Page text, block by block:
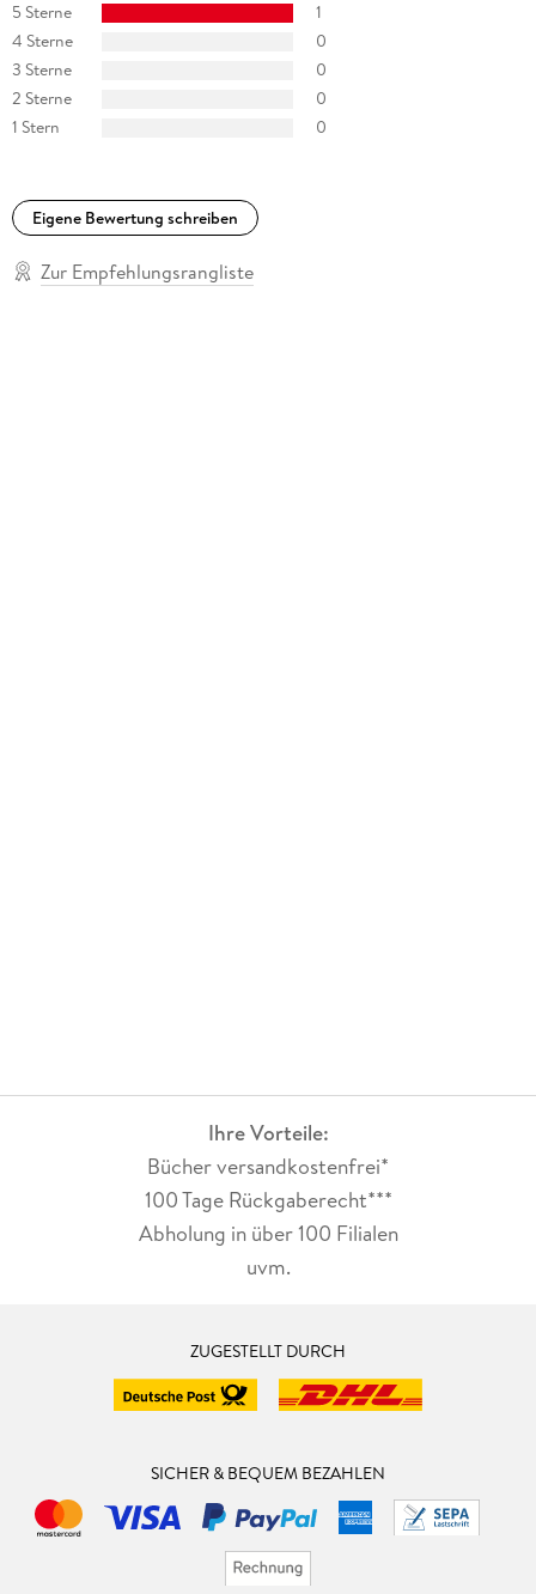
5 Sterne
1
4 Sterne
0
3 Sterne
0
2 Sterne
0
1 Stern
0
Eigene Bewertung schreiben
Zur Empfehlungsrangliste
Ihre Vorteile:
Bücher versandkostenfrei*
100 Tage Rückgaberecht***
Abholung in über 100 Filialen
uvm.
ZUGESTELLT DURCH
SICHER & BEQUEM BEZAHLEN